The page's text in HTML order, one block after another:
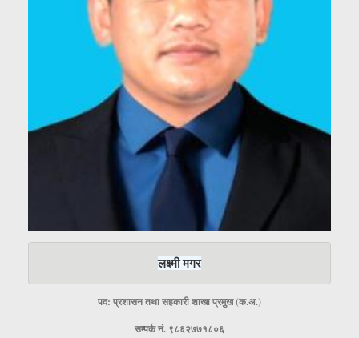
लक्ष्मी मगर
पद: प्रशासन तथा सहकारी शाखा प्रमुख (क.अ.)
सम्पर्क नं. ९८६२७७१८०६